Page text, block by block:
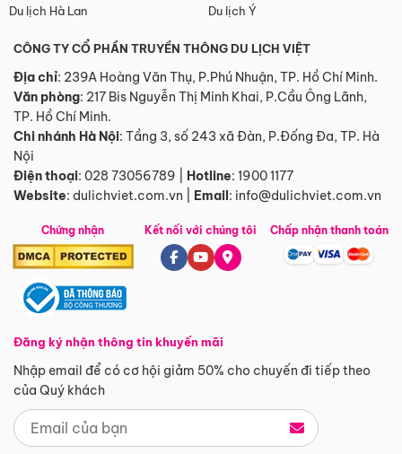
Du lịch Hà Lan
Du lịch Ý
CÔNG TY CỔ PHẦN TRUYỀN THÔNG DU LỊCH VIỆT
Địa chỉ: 239A Hoàng Văn Thụ, P.Phú Nhuận, TP. Hồ Chí Minh.
Văn phòng: 217 Bis Nguyễn Thị Minh Khai, P.Cầu Ông Lãnh,
TP. Hồ Chí Minh.
Chi nhánh Hà Nội: Tầng 3, số 243 xã Đàn, P.Đống Đa, TP. Hà
Nội
Điện thoại: 028 73056789 Hotline: 1900 1177
Website: dulichviet.com.vn Email: info@dulichviet.com.vn
Chứng nhận
Đăng ký nhận thông tin khuyến mãi
Nhập email để có cơ hội giảm 50% cho chuyến đi tiếp theo
của Quý khách
Kết nối với chúng tôi Chấp nhận thanh toán